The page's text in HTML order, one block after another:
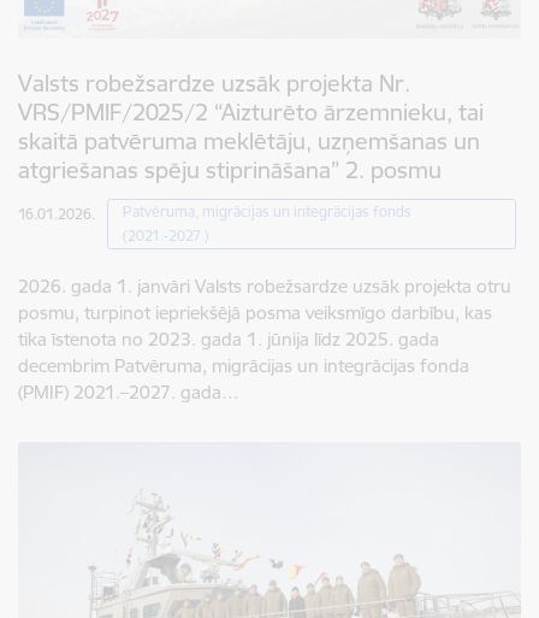
Valsts robežsardze uzsāk projekta Nr.
VRS/PMIF/2025/2 “Aizturēto ārzemnieku, tai
skaitā patvēruma meklētāju, uzņemšanas un
atgriešanas spēju stiprināšana” 2. posmu
16.01.2026.
Patvēruma, migrācijas un integrācijas fonds
(2021.-2027.)
2026. gada 1. janvāri Valsts robežsardze uzsāk projekta otru
posmu, turpinot iepriekšējā posma veiksmīgo darbību, kas
tika īstenota no 2023. gada 1. jūnija līdz 2025. gada
decembrim Patvēruma, migrācijas un integrācijas fonda
(PMIF) 2021.–2027. gada…